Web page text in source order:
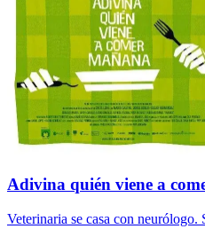
Adivina quién viene a
Veterinaria se casa con neurólogo.